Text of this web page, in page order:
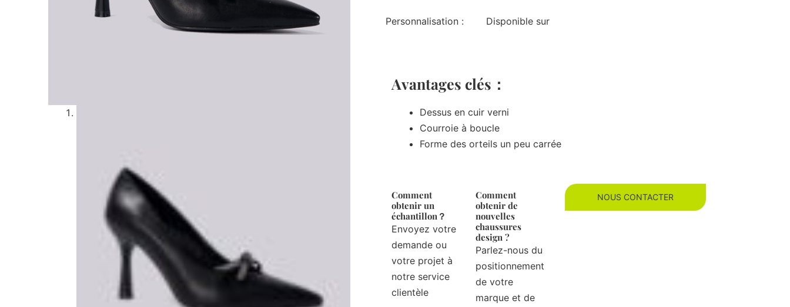
Personnalisation : Disponible sur
Avantages clés：
Dessus en cuir verni
Courroie à boucle
Forme des orteils un peu carrée
Comment
obtenir un
échantillon？
Envoyez votre
demande ou
votre projet à
notre service
clientèle
Comment
obtenir de
nouvelles
chaussures
design ?
Parlez-nous du
positionnement
de votre
marque et de
NOUS CONTACTER